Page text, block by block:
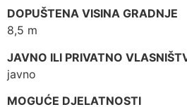
DOPUŠTENA VISINA GRADNJE
8,5 m
JAVNO ILI PRIVATNO
javno
MOGUĆE DJELATNOSTI